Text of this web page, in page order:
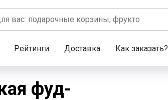
Рейтинги Доставка Как заказать?
фуд-